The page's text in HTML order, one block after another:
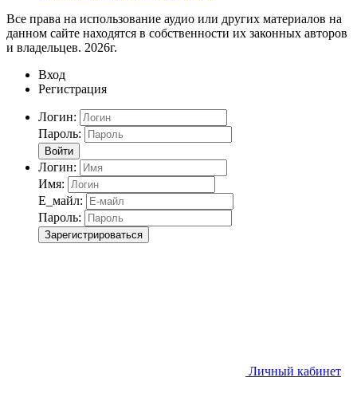
Все права на использование аудио или других материалов на
данном сайте находятся в собственности их законных авторов
и владельцев. 2026г.
Вход
Регистрация
Логин:
Пароль:
Войти
Логин:
Имя:
Е_майл:
Пароль:
Зарегистрироваться
Личный кабинет